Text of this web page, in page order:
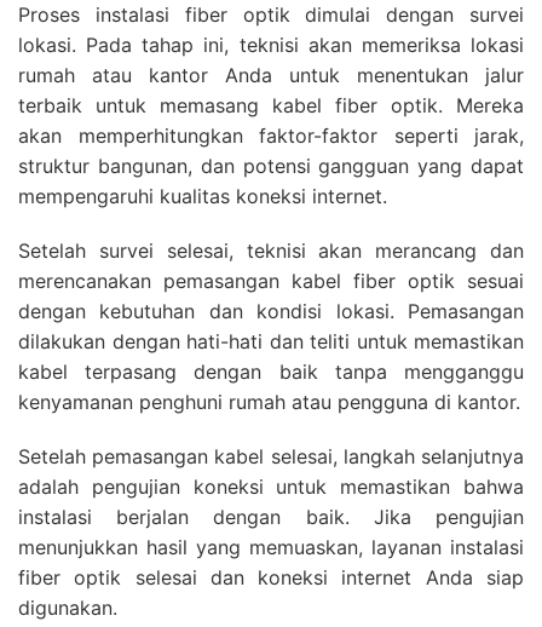
Proses instalasi fiber optik dimulai dengan survei
lokasi. Pada tahap ini, teknisi akan memeriksa lokasi
rumah atau kantor Anda untuk menentukan jalur
terbaik untuk memasang kabel fiber optik. Mereka
akan memperhitungkan faktor-faktor seperti jarak,
struktur bangunan, dan potensi gangguan yang dapat
mempengaruhi kualitas koneksi internet.
Setelah survei selesai, teknisi akan merancang dan
merencanakan pemasangan kabel fiber optik sesuai
dengan kebutuhan dan kondisi lokasi. Pemasangan
dilakukan dengan hati-hati dan teliti untuk memastikan
kabel terpasang dengan baik tanpa mengganggu
kenyamanan penghuni rumah atau pengguna di kantor.
Setelah pemasangan kabel selesai, langkah selanjutnya
adalah pengujian koneksi untuk memastikan bahwa
instalasi berjalan dengan baik. Jika pengujian
menunjukkan hasil yang memuaskan, layanan instalasi
fiber optik selesai dan koneksi internet Anda siap
digunakan.